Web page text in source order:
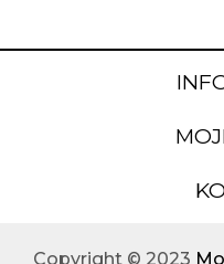
Copyright © 2023